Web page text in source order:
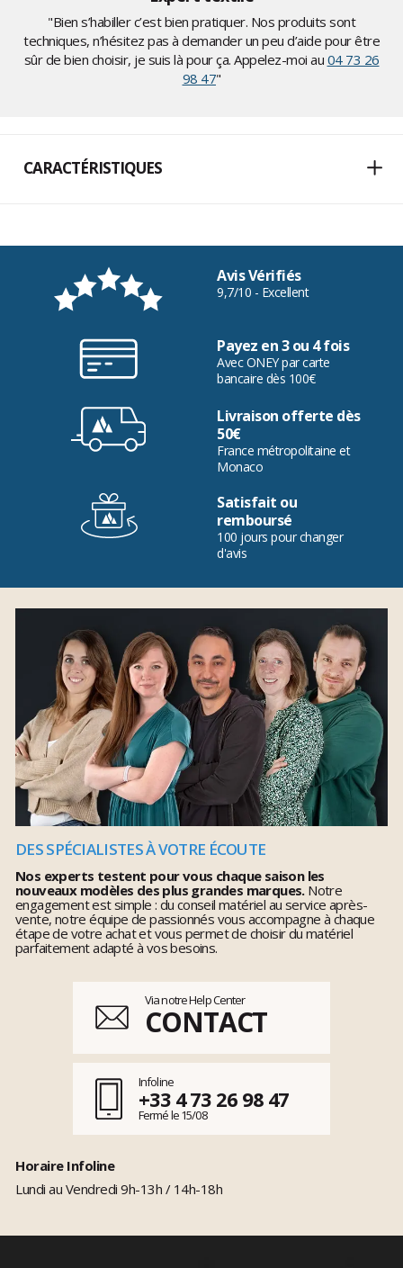
"Bien s’habiller c’est bien pratiquer. Nos produits sont
techniques, n’hésitez pas à demander un peu d’aide pour être
sûr de bien choisir, je suis là pour ça. Appelez-moi au 04 73 26
98 47"
CARACTÉRISTIQUES
Avis Vérifiés
9,7/10 - Excellent
Payez en 3 ou 4 fois
Avec ONEY par carte
bancaire dès 100€
Livraison offerte dès
50€
France métropolitaine et
Monaco
Satisfait ou
remboursé
100 jours pour changer
d'avis
DES SPÉCIALISTES À VOTRE ÉCOUTE
Nos experts testent pour vous chaque saison les
nouveaux modèles des plus grandes marques.Notre
engagement est simple : du conseil matériel au service après-
vente, notre équipe de passionnés vous accompagne à chaque
étape de votre achat et vous permet de choisir du matériel
parfaitement adapté à vos besoins.
Via notre Help Center
CONTACT
Infoline
+33 4 73 26 98 47
Fermé le 15/08
Horaire Infoline
Lundi au Vendredi 9h-13h / 14h-18h